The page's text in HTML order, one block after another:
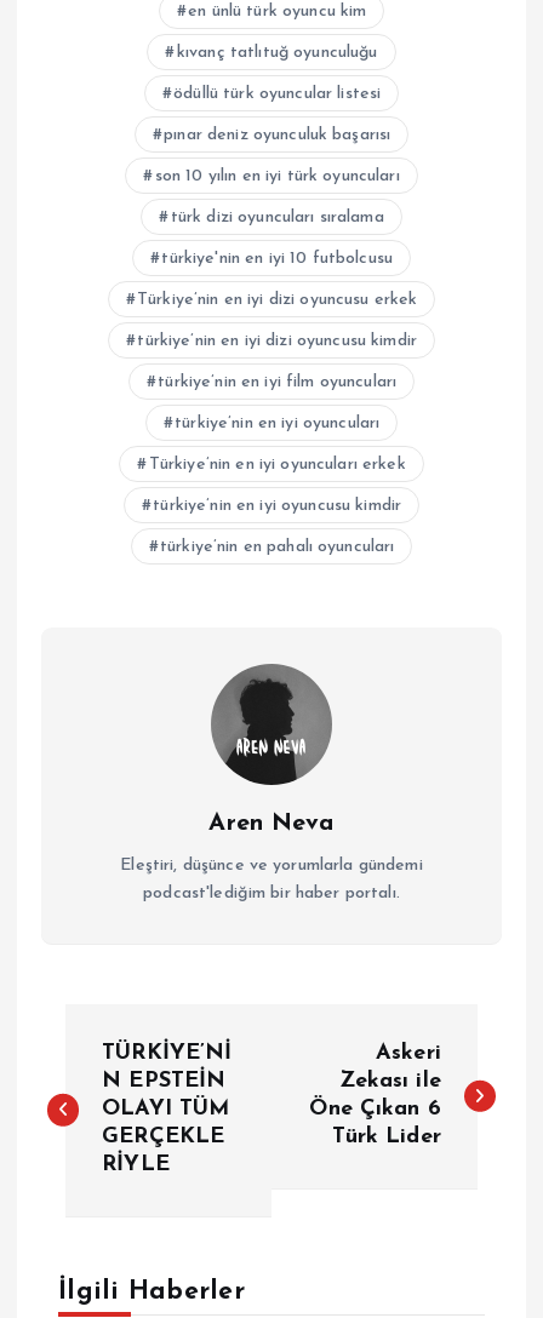
en ünlü türk oyuncu kim
kıvanç tatlıtuğ oyunculuğu
ödüllü türk oyuncular listesi
pınar deniz oyunculuk başarısı
son 10 yılın en iyi türk oyuncuları
türk dizi oyuncuları sıralama
türkiye'nin en iyi 10 futbolcusu
Türkiye’nin en iyi dizi oyuncusu erkek
türkiye’nin en iyi dizi oyuncusu kimdir
türkiye’nin en iyi film oyuncuları
türkiye’nin en iyi oyuncuları
Türkiye’nin en iyi oyuncuları erkek
türkiye’nin en iyi oyuncusu kimdir
türkiye’nin en pahalı oyuncuları
Aren Neva
Eleştiri, düşünce ve yorumlarla gündemi
podcast'lediğim bir haber portalı.
a
g
TÜRKİYE’Nİ
N EPSTEİN
OLAYI TÜM
GERÇEKLE
RİYLE
Askeri
Zekası ile
Öne Çıkan 6
Türk Lider
İlgili Haberler